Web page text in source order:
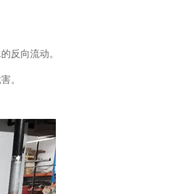
反向流动。
。